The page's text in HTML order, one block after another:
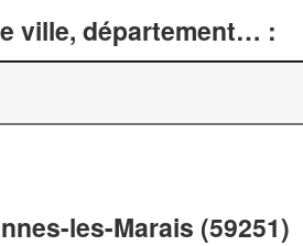
ville, département… :
les-Marais (59251)